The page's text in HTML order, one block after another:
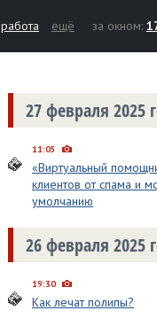
работа ещё за окном:
27 февраля 2025
11:05
«Виртуальный
клиентов от спама и
умолчанию
26 февраля 2025
19:30
Как лечат полипы?